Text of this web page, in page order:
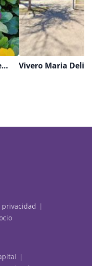
Vivero San Vicente Venado Tuerto Vivero Maria Delia
privacidad